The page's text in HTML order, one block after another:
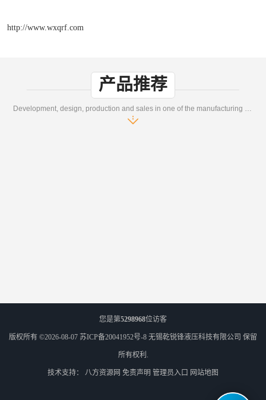
http://www.wxqrf.com
产品推荐
您是第5298968位访客
版权所有 ©2026-08-07 苏ICP备20041952号-8 无锡乾锐锋液压科技有限公司 保留
所有权利.
技术支持： 八方资源网 免责声明 管理员入口 网站地图